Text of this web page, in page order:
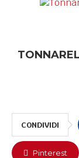
CONDIVIDI
Pinterest